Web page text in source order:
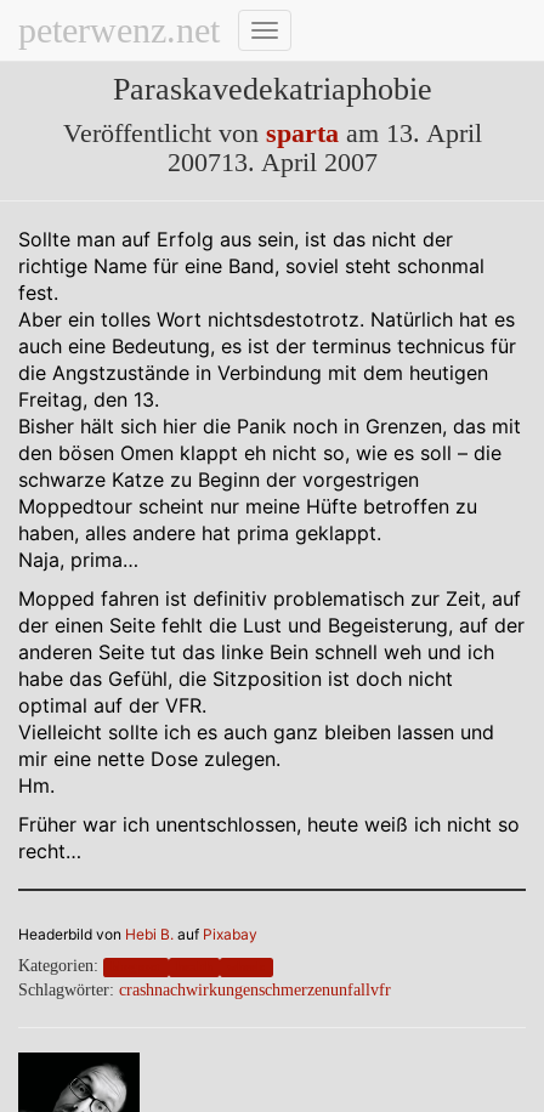
peterwenz.net
Navigation
umschalten
Paraskavedekatriaphobie
Veröffentlicht von spartaam 13. April
200713. April 2007
Sollte man auf Erfolg aus sein, ist das nicht der
richtige Name für eine Band, soviel steht schonmal
fest.
Aber ein tolles Wort nichtsdestotrotz. Natürlich hat es
auch eine Bedeutung, es ist der terminus technicus für
die Angstzustände in Verbindung mit dem heutigen
Freitag, den 13.
Bisher hält sich hier die Panik noch in Grenzen, das mit
den bösen Omen klappt eh nicht so, wie es soll – die
schwarze Katze zu Beginn der vorgestrigen
Moppedtour scheint nur meine Hüfte betroffen zu
haben, alles andere hat prima geklappt.
Naja, prima…
Mopped fahren ist definitiv problematisch zur Zeit, auf
der einen Seite fehlt die Lust und Begeisterung, auf der
anderen Seite tut das linke Bein schnell weh und ich
habe das Gefühl, die Sitzposition ist doch nicht
optimal auf der VFR.
Vielleicht sollte ich es auch ganz bleiben lassen und
mir eine nette Dose zulegen.
Hm.
Früher war ich unentschlossen, heute weiß ich nicht so
recht…
Headerbild von Hebi B. auf Pixabay
Kategorien:
Schlagwörter: crashnachwirkungenschmerzenunfallvfr